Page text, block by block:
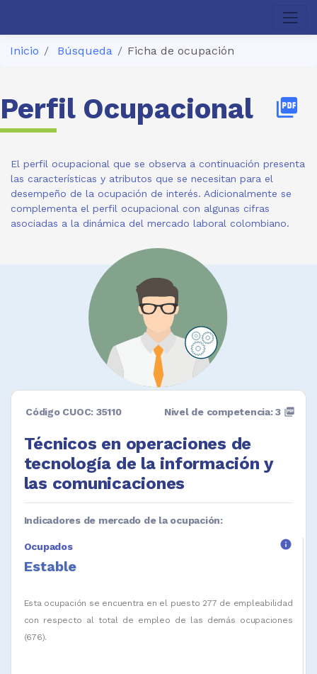
Inicio Búsqueda Ficha de ocupación
Perfil Ocupacional picture_as_pdf
El perfil ocupacional que se observa a continuación presenta
las características y atributos que se necesitan para el
desempeño de la ocupación de interés. Adicionalmente se
complementa el perfil ocupacional con algunas cifras
asociadas a la dinámica del mercado laboral colombiano.
Código CUOC: 35110
Técnicos en operaciones de
tecnología de la información y
las comunicaciones
Nivel de competencia: 3 picture_as_pdf
Indicadores de mercado de la ocupación:
Ocupados info
Estable
Esta ocupación se encuentra en el puesto 277 de empleabilidad
con respecto al total de empleo de las demás ocupaciones
(676).